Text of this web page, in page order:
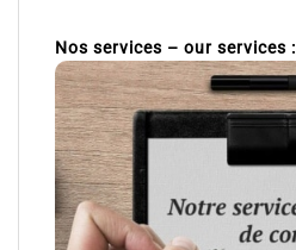
Nos services – our services :